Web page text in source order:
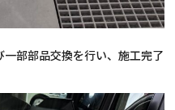
部部品交換を行い、施工完了